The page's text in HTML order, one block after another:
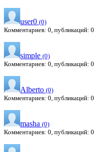
user0 (0)
Комментариев: 0, публикаций: 0
simple (0)
Комментариев: 0, публикаций: 0
Alberto (0)
Комментариев: 0, публикаций: 0
masha (0)
Комментариев: 0, публикаций: 0